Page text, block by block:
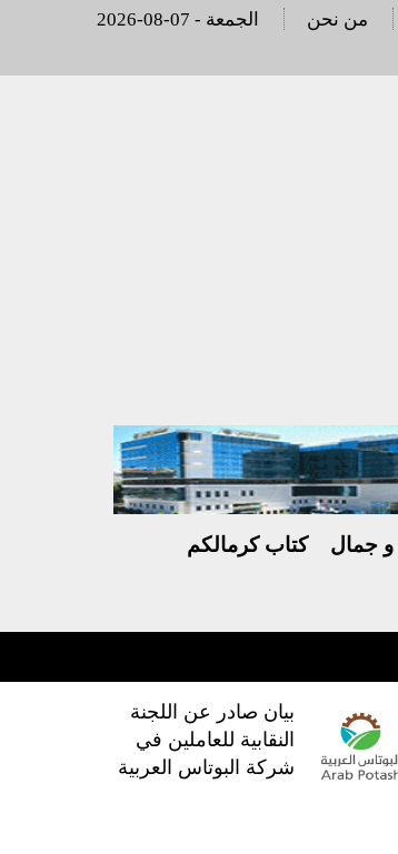
2026-08-07 - الجمعة من نحن
جمال كتاب كرمالكم
بيان صادر عن اللجنة
النقابية للعاملين في
شركة البوتاس العربية